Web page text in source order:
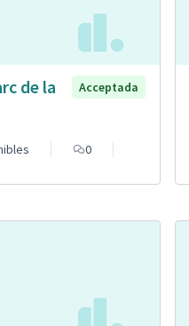
de la
Acceptada
0